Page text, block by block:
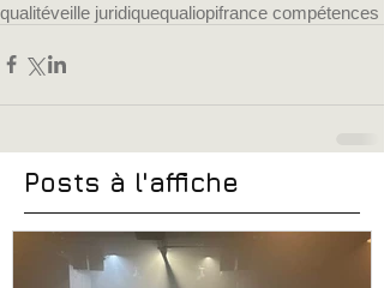
qualitéveille juridiquequaliopifrance compétences
Posts à l'affiche